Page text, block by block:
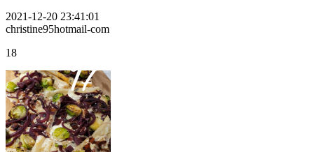
2021-12-20 23:41:01
christine95hotmail-com
18